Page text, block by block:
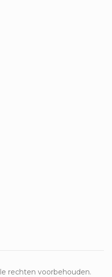
rechten voorbehouden.